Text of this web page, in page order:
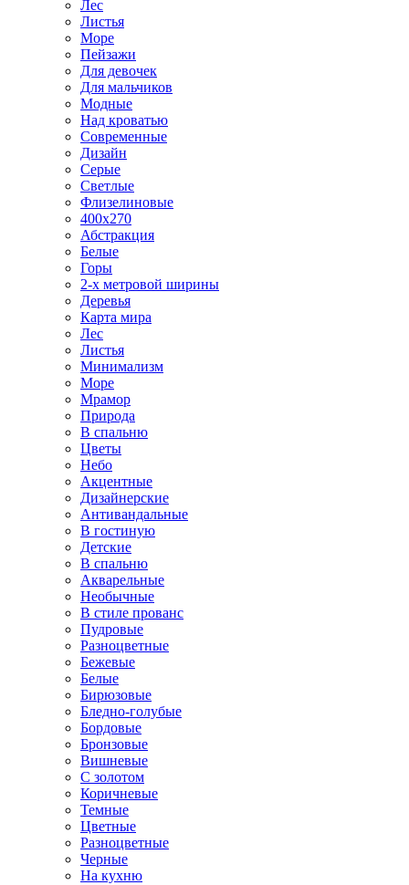
Лес
Листья
Море
Пейзажи
Для девочек
Для мальчиков
Модные
Над кроватью
Современные
Дизайн
Серые
Светлые
Флизелиновые
400х270
Абстракция
Белые
Горы
2-х метровой ширины
Деревья
Карта мира
Лес
Листья
Минимализм
Море
Мрамор
Природа
В спальню
Цветы
Небо
Акцентные
Дизайнерские
Антивандальные
В гостиную
Детские
В спальню
Акварельные
Необычные
В стиле прованс
Пудровые
Разноцветные
Бежевые
Белые
Бирюзовые
Бледно-голубые
Бордовые
Бронзовые
Вишневые
С золотом
Коричневые
Темные
Цветные
Разноцветные
Черные
На кухню